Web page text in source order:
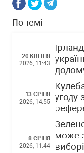
По темі
20 КВІТНЯ
2026, 11:43
13 СІЧНЯ
2026, 14:55
угоду
8 СІЧНЯ
2026, 11:44
може